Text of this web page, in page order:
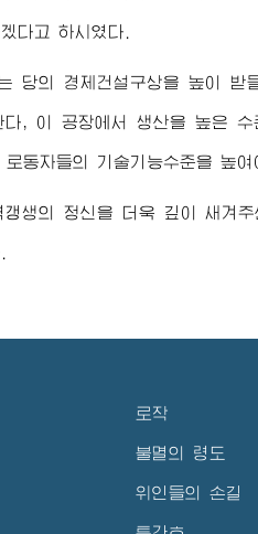
다고 하시였다.
당의 경제건설구상을 높이
, 이 공장에서 생산을 높은
동자들의 기술기능수준을 높여
갱생의 정신을 더욱 깊이 새겨
로작
불멸의 령도
위인들의 손길